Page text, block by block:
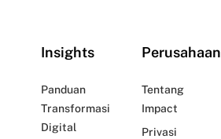
Insights
Panduan
Transformasi
Digital
Perusahaan
Tentang
Impact
Privasi